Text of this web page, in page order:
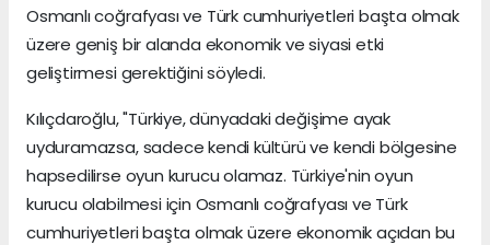
Osmanlı coğrafyası ve Türk cumhuriyetleri başta olmak
üzere geniş bir alanda ekonomik ve siyasi etki
geliştirmesi gerektiğini söyledi.
Kılıçdaroğlu, "Türkiye, dünyadaki değişime ayak
uyduramazsa, sadece kendi kültürü ve kendi bölgesine
hapsedilirse oyun kurucu olamaz. Türkiye'nin oyun
kurucu olabilmesi için Osmanlı coğrafyası ve Türk
cumhuriyetleri başta olmak üzere ekonomik açıdan bu